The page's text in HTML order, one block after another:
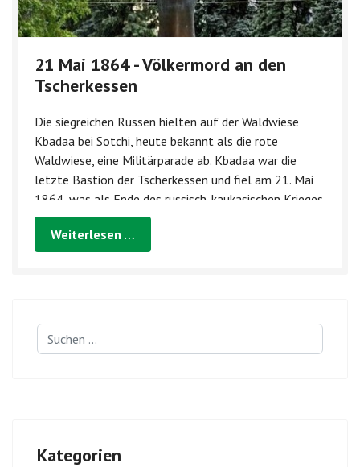
21 Mai 1864 - Völkermord an den
Tscherkessen
Die siegreichen Russen hielten auf der Waldwiese
Kbadaa bei Sotchi, heute bekannt als die rote
Waldwiese, eine Militärparade ab. Kbadaa war die
letzte Bastion der Tscherkessen und fiel am 21. Mai
1864, was als Ende des russisch-kaukasischen Krieges
gilt. 150 Jahre später fand im Winter 2014 an...
Weiterlesen …
Suchen
...
Kategorien